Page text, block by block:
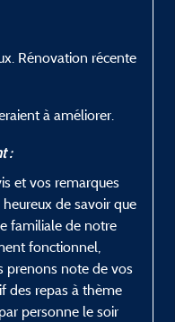
Rénovation récente
à améliorer.
:
et vos remarques
de savoir que
familiale de notre
fonctionnel,
prenons note de vos
des repas à thème
personne le soir